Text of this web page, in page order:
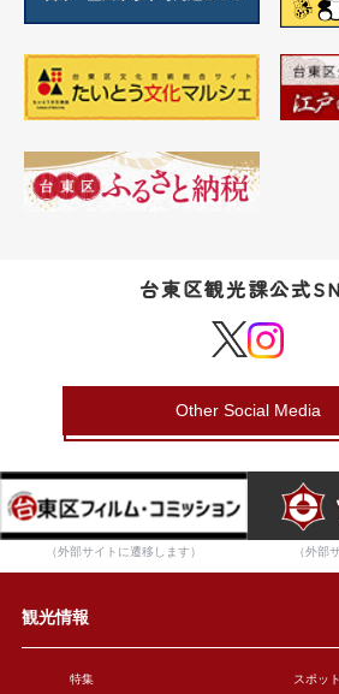
台東区観光課公式
Other Social Media
（外部サイトに遷移します） （外部
観光情報
特集 スポッ